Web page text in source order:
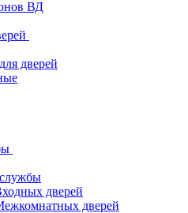
ВД
дверей
дверей
дверей